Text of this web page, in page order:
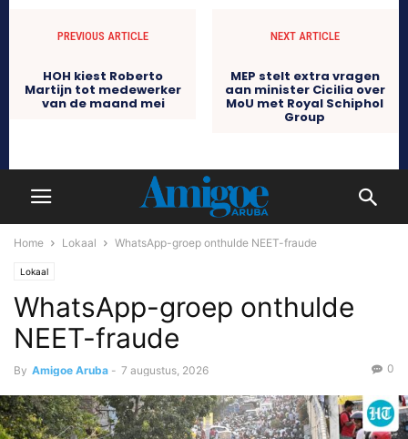
PREVIOUS ARTICLE
HOH kiest Roberto
Martijn tot medewerker
van de maand mei
NEXT ARTICLE
MEP stelt extra vragen
aan minister Cicilia over
MoU met Royal Schiphol
Group